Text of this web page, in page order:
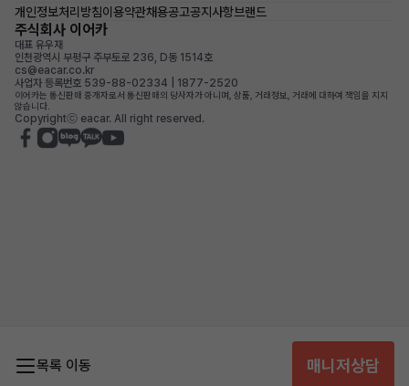
목록 이동 매니저상담
개인정보처리방침이용약관채용공고공지사항브랜드
주식회사 이어카
대표 유우재
인천광역시 부평구 주부토로 236, D동 1514호
cs@eacar.co.kr
사업자 등록번호 539-88-02334 | 1877-2520
이어카는 통신판매 중개자로서 통신판매의 당사자가 아니며, 상품, 거래정보, 거래에 대하여 책임을 지지
않습니다.
Copyrightⓒ eacar. All right reserved.